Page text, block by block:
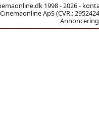
1998 - 2026 -
ApS (CVR.: